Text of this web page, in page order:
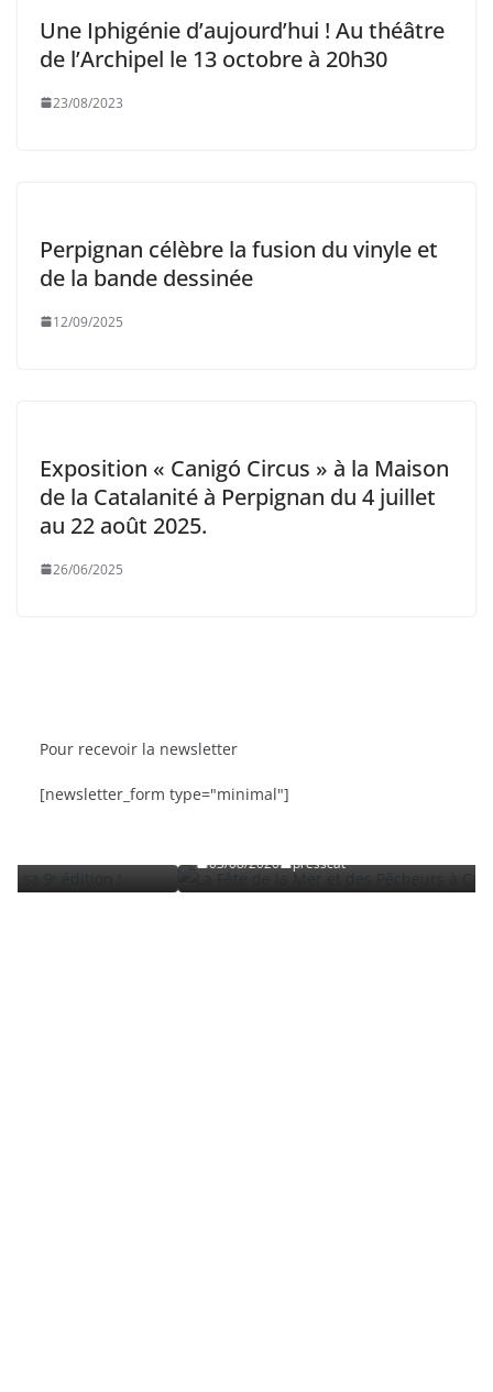
Une Iphigénie d’aujourd’hui ! Au théâtre
de l’Archipel le 13 octobre à 20h30
23/08/2023
Perpignan célèbre la fusion du vinyle et
de la bande dessinée
12/09/2025
Exposition « Canigó Circus » à la Maison
de la Catalanité à Perpignan du 4 juillet
au 22 août 2025.
26/06/2025
Pour recevoir la newsletter
[newsletter_form type="minimal"]
La Fête de la Mer et des Pêcheurs à Canet-en-
03/08/2026 presscat